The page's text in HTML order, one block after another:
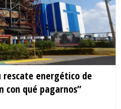
rescate energético de
con qué pagarnos”